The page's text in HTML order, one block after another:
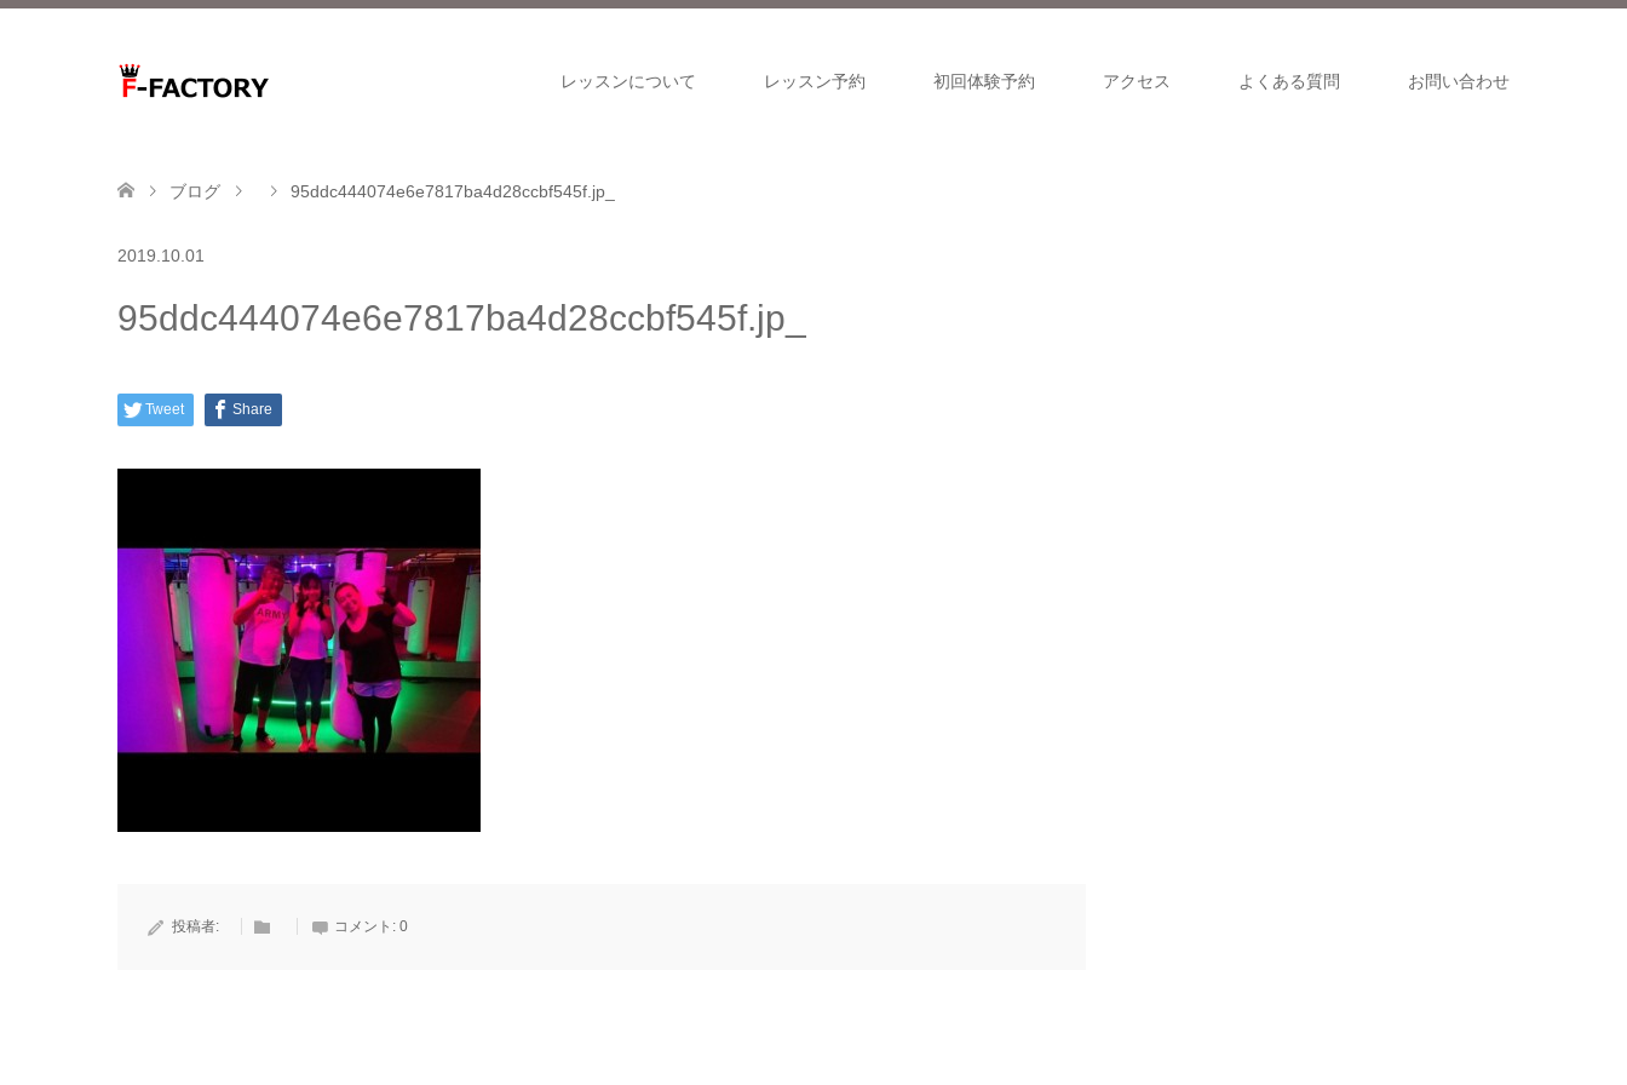
レッスンについて レッスン予約 初回体験予約 アクセス よくある質問 お問い合わせ
ブログ 95ddc444074e6e7817ba4d28ccbf545f.jp_
2019.10.01
95ddc444074e6e7817ba4d28ccbf545f.jp_
Tweet Share
投稿者: コメント: 0